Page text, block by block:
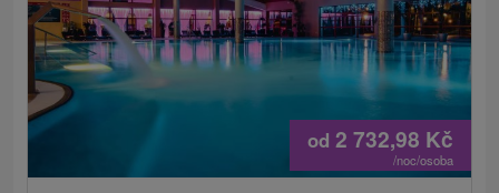
od 2 732,98 Kč
/noc/osoba